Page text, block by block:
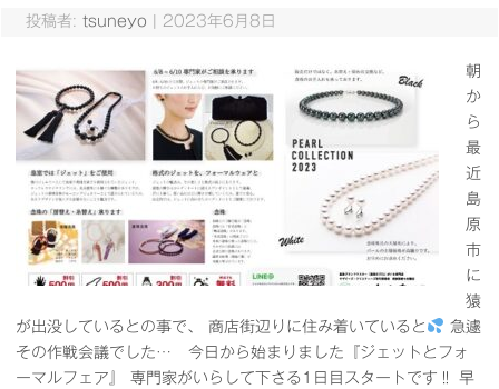
投稿者: tsuneyo 2023年6月8日
朝
か
ら
最
近
島
原
市
に
猿
が出没しているとの事で、 商店街辺りに住み着いていると
急遽
その作戦会議でした… 今日から始まりました『ジェットとフォ
ーマルフェア』 専門家がいらして下さる1日目スタートです‼ 早